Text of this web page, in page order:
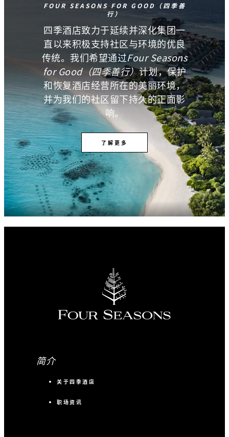
FOUR SEASONS FOR GOOD（四季善
行）
四季酒店致力于延续并深化集团一
直以来积极支持社区与环境的优良
传统。我们希望通过Four Seasons
for Good（四季善行）计划，保护
和恢复酒店经营所在的美丽环境，
并为我们的社区留下持久的正面影
响。
了解更多
简介
关于四季酒店
职场资讯